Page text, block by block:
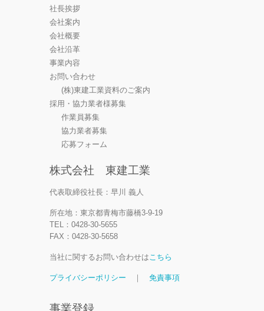
社長挨拶
会社案内
会社概要
会社沿革
事業内容
お問い合わせ
(株)東建工業資料のご案内
採用・協力業者様募集
作業員募集
協力業者募集
応募フォーム
株式会社 東建工業
代表取締役社長：早川 義人
所在地：東京都青梅市藤橋3-9-19
TEL：0428-30-5655
FAX：0428-30-5658
当社に関するお問い合わせはこちら
プライバシーポリシー ｜ 免責事項
事業登録